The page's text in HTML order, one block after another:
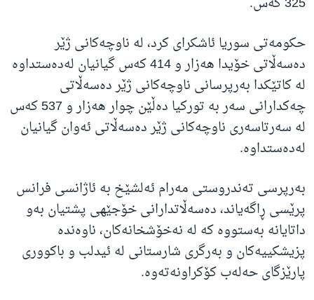
حکومەتی سوریا ئاشکرای کرد، لە ناوچەکانی ژێر
دەسەڵاتی خۆیدا هەزار و 414 کەس گیانیان لەدەستداوە
لە کاتێکدا بەرپرسانی ناوچەکانی ژێر دەسەڵاتی
چەکدارانی سەر بە تورکیا دەڵێن چوار هەزار و 537 کەس
لە سەرتاسەری ناوچەکانی ژێر دەسەڵاتی ئەوان گیانیان
لەدەستداوە.
بەرپرسی تەندروستی مەرام ئەلشێخ بە ئاژانسی فرانس
پرێسی ڕاگەیاند، دەسەڵاتدارانی خۆجێهی پشتیان بەو
داتایانە بەستووە کە لە نەخۆشخانەکان، ناوەندە
پزیشکییەکان و بەرگری شارستانی لە ئیدلب و باکووری
پارێزگای حەلەب کۆکراونەتەوە.